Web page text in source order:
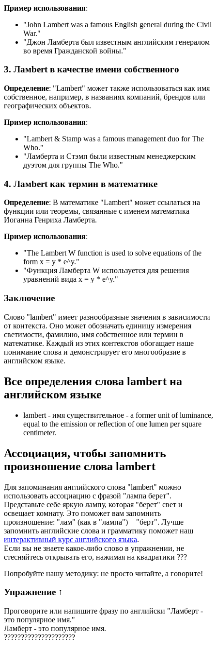
Пример использования:
"John Lambert was a famous English general during the Civil
War."
"Джон Ламберта был известным английским генералом
во время Гражданской войны."
3. Ламbert в качестве имени собственного
Определение: "Lambert" может также использоваться как имя
собственное, например, в названиях компаний, брендов или
географических объектов.
Пример использования:
"Lambert & Stamp was a famous management duo for The
Who."
"Ламберта и Стэмп были известным менеджерским
дуэтом для группы The Who."
4. Ламbert как термин в математике
Определение: В математике "Lambert" может ссылаться на
функции или теоремы, связанные с именем математика
Иоганна Генриха Ламберта.
Пример использования:
"The Lambert W function is used to solve equations of the
form x = y * e^y."
"Функция Ламберта W используется для решения
уравнений вида x = y * e^y."
Заключение
Слово "lambert" имеет разнообразные значения в зависимости
от контекста. Оно может обозначать единицу измерения
светимости, фамилию, имя собственное или термин в
математике. Каждый из этих контекстов обогащает наше
понимание слова и демонстрирует его многообразие в
английском языке.
Все определения слова lambert на
английском языке
lambert - имя существительное - a former unit of luminance,
equal to the emission or reflection of one lumen per square
centimeter.
Ассоциация, чтобы запомнить
произношение слова lambert
Для запоминания английского слова "lambert" можно
использовать ассоциацию с фразой "лампа берет".
Представьте себе яркую лампу, которая "берет" свет и
освещает комнату. Это поможет вам запомнить
произношение: "лам" (как в "лампа") + "берт". Лучше
запомнить английские слова и грамматику поможет наш
интерактивный курс английского языка.
Если вы не знаете какое-либо слово в упражнении, не
стесняйтесь открывать его, нажимая на квадратики ???
Попробуйте нашу методику: не просто читайте, а говорите!
Упражнение ↑
Проговорите или напишите фразу по английски "Ламберт -
это популярное имя."
Ламберт - это популярное имя.
?????????????????????